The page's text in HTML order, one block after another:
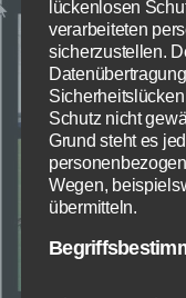
lückenlosen
verarbeiteten
sicherzustellen.
Schutz nicht
Grund steht es
Wegen,
übermitteln.